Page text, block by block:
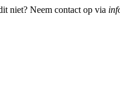
niet? Neem contact op via